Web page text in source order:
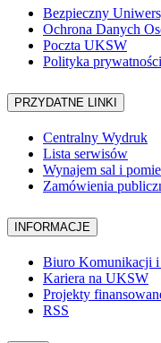
Bezpieczny
Ochrona Danych
Poczta UKSW
Polityka prywatności
PRZYDATNE LINKI
Centralny Wydruk
Lista serwisów
Wynajem sal i
Zamówienia
INFORMACJE
Biuro Komunikacji i
Kariera na UKSW
Projekty
RSS